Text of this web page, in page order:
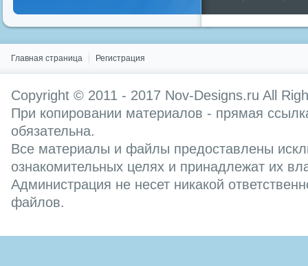
Главная страница Регистрация
Copyright © 2011 - 2017 Nov-Designs.ru All
При копировании материалов - прямая
обязательна.
Все материалы и файлы предоставлены
ознакомительных целях и принадлежат их
Администрация не несет никакой
файлов.